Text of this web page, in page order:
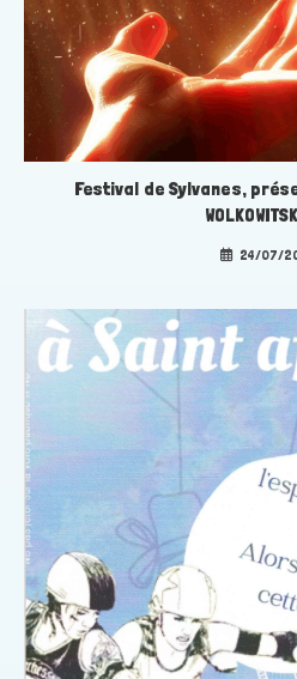
Festival de Sylvanes,
24/07/